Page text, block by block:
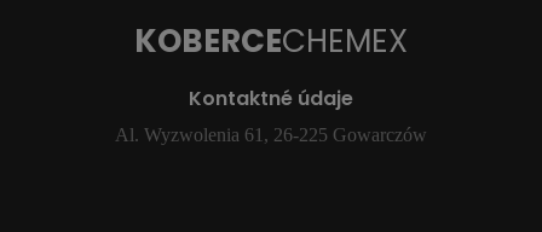
KOBERCECHEMEX
Kontaktné údaje
Al. Wyzwolenia 61, 26-225 Gowarczów